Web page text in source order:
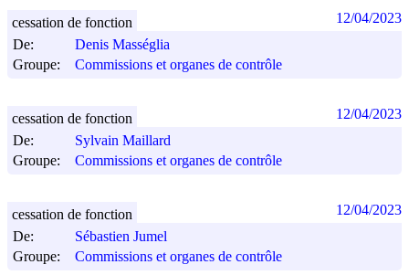
De:
Denis Masséglia
Groupe:
Commissions et organes de contrôle
cessation de fonction 12/04/2023
De:
Sylvain Maillard
Groupe:
Commissions et organes de contrôle
cessation de fonction 12/04/2023
De:
Sébastien Jumel
Groupe:
Commissions et organes de contrôle
cessation de fonction 12/04/2023